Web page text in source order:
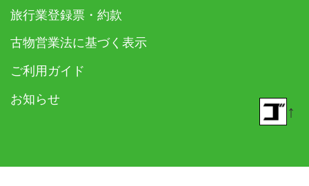
旅行業登録票・約款
古物営業法に基づく表示
ご利用ガイド
お知らせ
↑